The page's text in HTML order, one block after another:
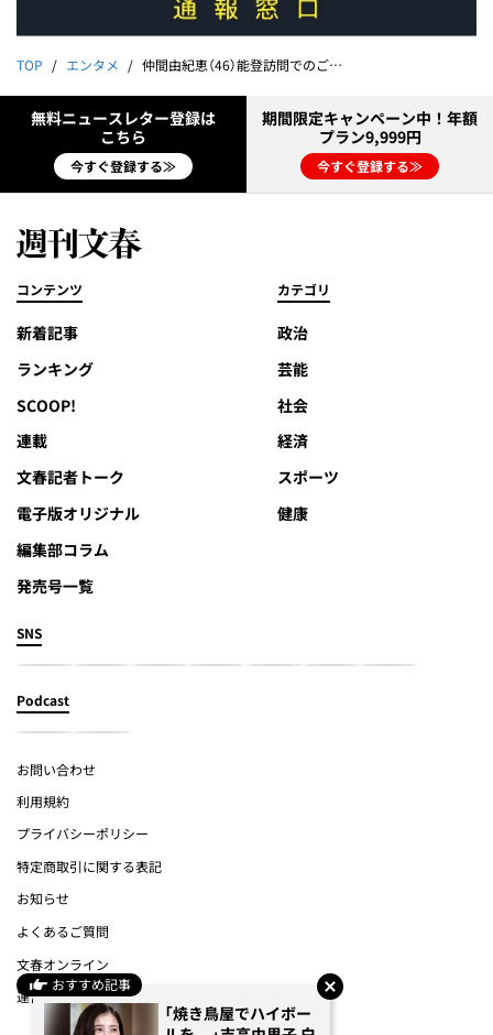
おすすめ記事
「焼き鳥屋でハイボー
TOP エンタメ 仲間由紀恵（46）能登訪問でのごくせん流エールと沖縄愛《首里城には多額の再建資金を寄付》
無料ニュースレター登録は
こちら
今すぐ登録する≫
期間限定キャンペーン中！年額
プラン9,999円
今すぐ登録する≫
コンテンツ
新着記事
ランキング
SCOOP!
連載
文春記者トーク
電子版オリジナル
編集部コラム
発売号一覧
カテゴリ
政治
芸能
社会
経済
スポーツ
健康
SNS
Podcast
お問い合わせ
利用規約
プライバシーポリシー
特定商取引に関する表記
お知らせ
よくあるご質問
文春オンライン
運営会社